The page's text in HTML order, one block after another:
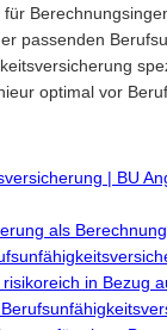
passenden
optimal vor
| BU
als
in Bezug